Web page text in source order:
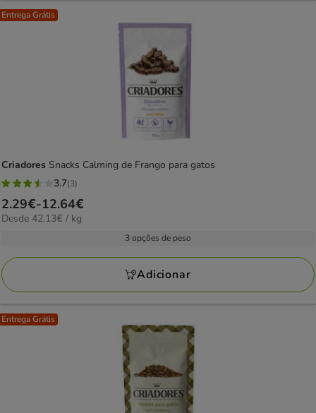
Entrega Grátis
Criadores Snacks Calming de Frango para gatos
3.7
estrelas
com
avaliações
3.7(3)
Preço
de
12.64€
2.29€-12.64€
42.13€
Desde 42.13€ / kg
3 opções de peso
Adicionar
Entrega Grátis